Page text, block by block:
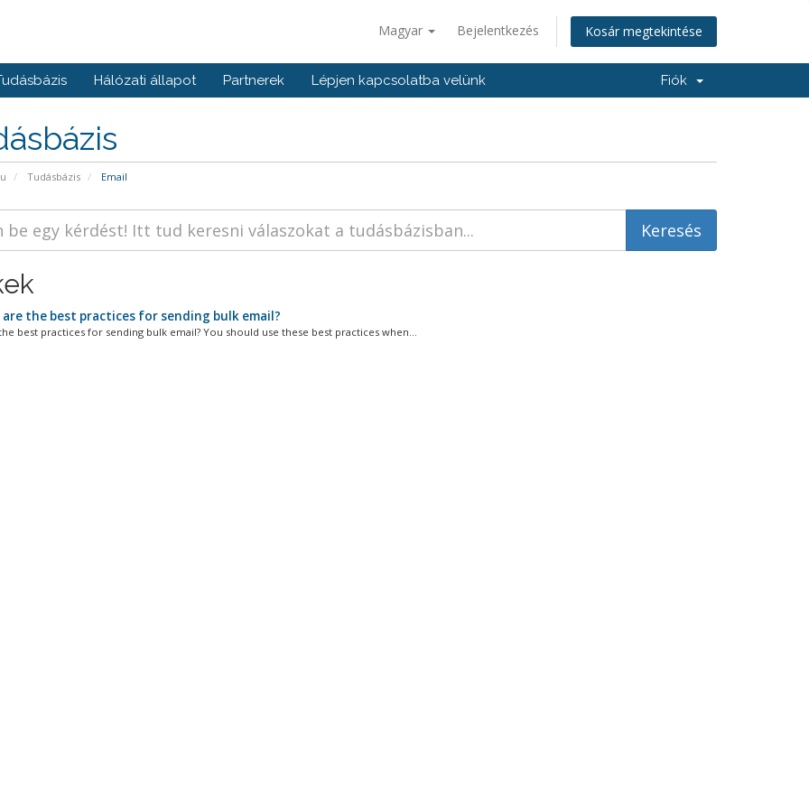
Magyar Bejelentkezés Kosár megtekintése
Hálózati állapot Partnerek Lépjen kapcsolatba velünk Fiók
Tudásbázis Email
the best practices for sending bulk email?
best practices for sending bulk email? You should use these best practices when...